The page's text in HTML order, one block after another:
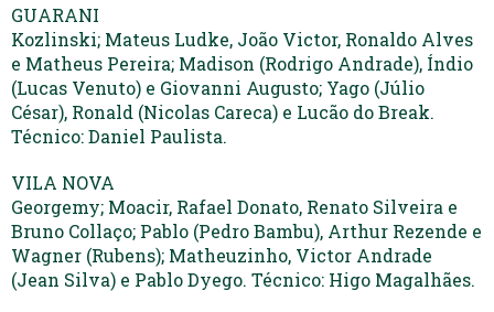
GUARANI
Kozlinski; Mateus Ludke, João Victor, Ronaldo Alves
e Matheus Pereira; Madison (Rodrigo Andrade), Índio
(Lucas Venuto) e Giovanni Augusto; Yago (Júlio
César), Ronald (Nicolas Careca) e Lucão do Break.
Técnico: Daniel Paulista.
VILA NOVA
Georgemy; Moacir, Rafael Donato, Renato Silveira e
Bruno Collaço; Pablo (Pedro Bambu), Arthur Rezende e
Wagner (Rubens); Matheuzinho, Victor Andrade
(Jean Silva) e Pablo Dyego. Técnico: Higo Magalhães.